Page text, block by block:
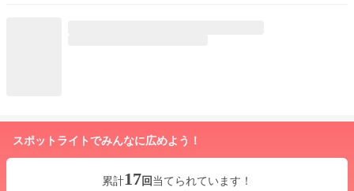
スポットライトでみんなに広めよう！
累計17回当てられています！